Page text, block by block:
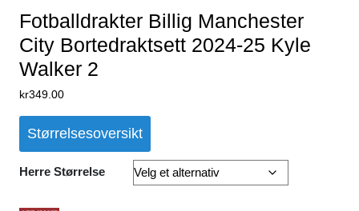
Fotballdrakter Billig Manchester
City Bortedraktsett 2024-25 Kyle
Walker 2
kr349.00
Størrelsesoversikt
Herre Størrelse